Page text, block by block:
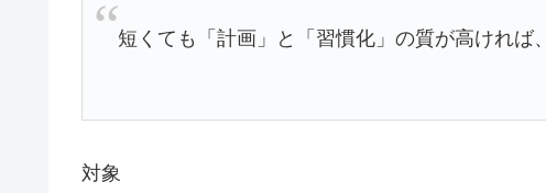
短くても「計画」と「習慣化」の質が高ければ
対象